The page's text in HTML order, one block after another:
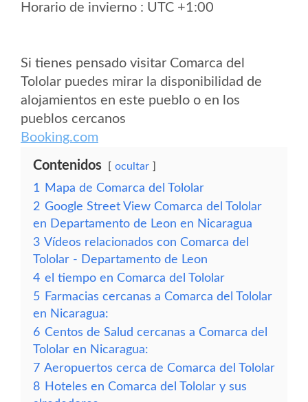
Horario de invierno : UTC +1:00
Si tienes pensado visitar Comarca del
Tololar puedes mirar la disponibilidad de
alojamientos en este pueblo o en los
pueblos cercanos
Booking.com
Contenidos ocultar
1
Mapa de Comarca del Tololar
2 Google Street View Comarca del Tololar
en Departamento de Leon en Nicaragua
3 Vídeos relacionados con Comarca del
Tololar - Departamento de Leon
4 el tiempo en Comarca del Tololar
5 Farmacias cercanas a Comarca del Tololar
en Nicaragua:
6 Centos de Salud cercanas a Comarca del
Tololar en Nicaragua:
7 Aeropuertos cerca de Comarca del Tololar
8 Hoteles en Comarca del Tololar y sus